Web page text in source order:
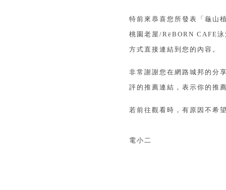
特前來恭喜您所發表「龜山
桃園老屋/RëBORN CAFE
方式直接連結到您的內容。
非常謝謝您在網路城邦的分
評的推薦連結，表示你的推
若前往觀看時，有原因不希
電小二